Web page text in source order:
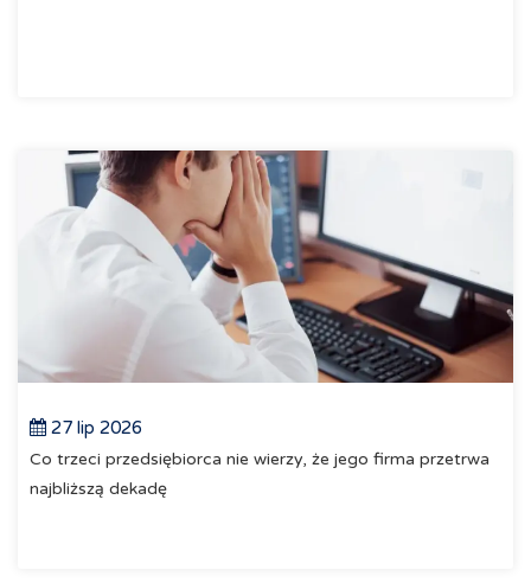
27 lip 2026
Co trzeci przedsiębiorca nie wierzy, że jego firma przetrwa
najbliższą dekadę